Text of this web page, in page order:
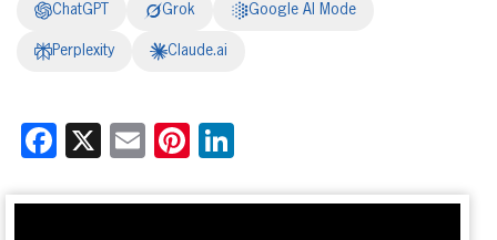
ChatGPT Grok Google AI Mode
Perplexity Claude.ai
Facebook
X EmailPinterest